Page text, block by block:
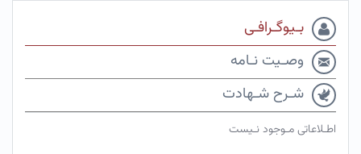
بـیوگـرافـی
وصـیت نـامه
شـرح شـهادت
اطـلاعاتی مـوجود نـیست